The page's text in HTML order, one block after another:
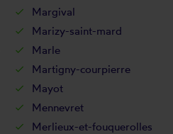
Margival
Marizy-saint-mard
Marle
Martigny-courpierre
Mayot
Mennevret
Merlieux-et-fouquerolles